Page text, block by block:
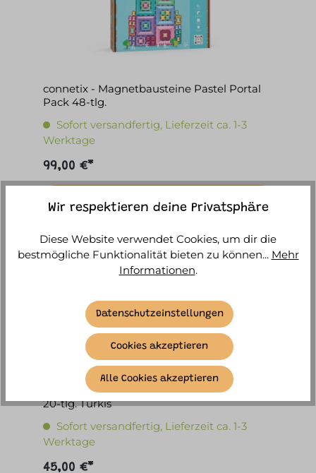
connetix - Magnetbausteine Pastel Portal
Pack 48-tlg.
Sofort versandfertig, Lieferzeit ca. 1-3
Werktage
99,00 €*
connetix - Magnetbausteine Charity Pack
20-tlg. Türkis
Sofort versandfertig, Lieferzeit ca. 1-3
Werktage
45,00 €*
Wir respektieren deine Privatsphäre
Diese Website verwendet Cookies, um dir die
bestmögliche Funktionalität bieten zu können... Mehr
Informationen.
Datenschutzeinstellungen
Cookies akzeptieren
Alle Cookies akzeptieren